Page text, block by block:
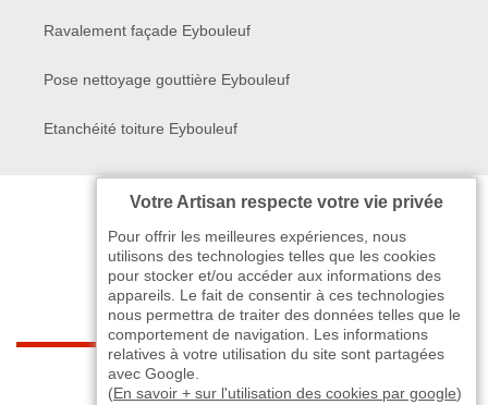
Ravalement façade Eybouleuf
Pose nettoyage gouttière Eybouleuf
Etanchéité toiture Eybouleuf
Votre Artisan respecte votre vie privée
Pour offrir les meilleures expériences, nous
utilisons des technologies telles que les cookies
pour stocker et/ou accéder aux informations des
appareils. Le fait de consentir à ces technologies
nous permettra de traiter des données telles que le
comportement de navigation. Les informations
relatives à votre utilisation du site sont partagées
avec Google.
(En savoir + sur l'utilisation des cookies par google)